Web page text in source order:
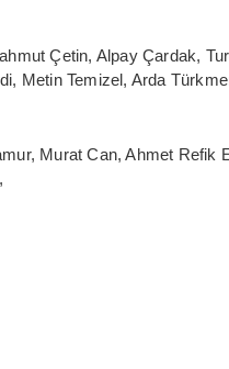
Çetin, Alpay Çardak,
Metin Temizel, Arda
Murat Can, Ahmet Refik